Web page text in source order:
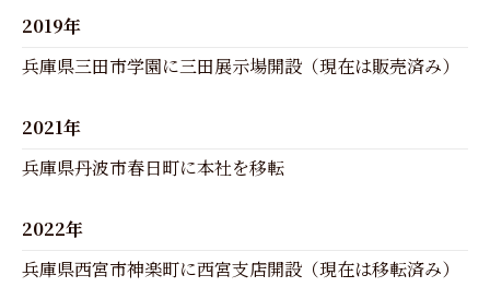
2019年
兵庫県三田市学園に三田展示場開設（現在は販売済み）
2021年
兵庫県丹波市春日町に本社を移転
2022年
兵庫県西宮市神楽町に西宮支店開設（現在は移転済み）